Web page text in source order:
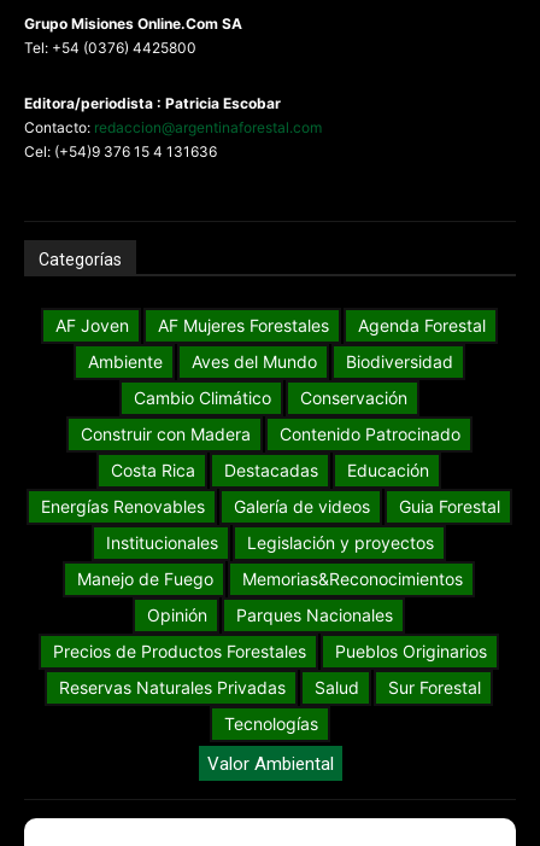
Grupo Misiones Online.Com SA
Tel: +54 (0376) 4425800
Editora/periodista : Patricia Escobar
Contacto: redaccion@argentinaforestal.com
Cel: (+54)9 376 15 4 131636
Categorías
AF Joven AF Mujeres Forestales
Agenda Forestal
Ambiente
Aves del Mundo
Biodiversidad
Cambio Climático
Conservación
Construir con Madera
Contenido Patrocinado
Costa Rica
Destacadas
Educación
Energías Renovables
Galería de videos
Guia Forestal
Institucionales
Legislación y proyectos
Manejo de Fuego
Memorias&Reconocimientos
Opinión
Parques Nacionales
Precios de Productos Forestales
Pueblos Originarios
Reservas Naturales Privadas
Salud
Sur Forestal
Tecnologías
Valor Ambiental